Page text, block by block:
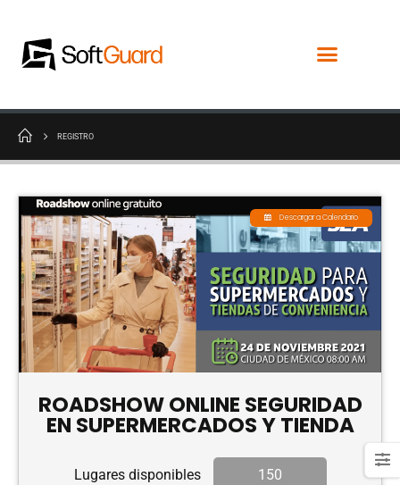
REGISTRO
Descargar a Calendario
ROADSHOW ONLINE SEGURIDAD
EN SUPERMERCADOS Y TIENDA
Lugares disponibles 150